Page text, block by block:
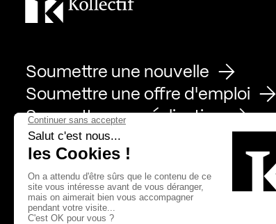
Soumettre une nouvelle
Soumettre une offre d'emploi
Soumettre une réalisation
Page Facebook de Kollectif
Page Instagram de Kollectif
Page Linkedin de Kollectif